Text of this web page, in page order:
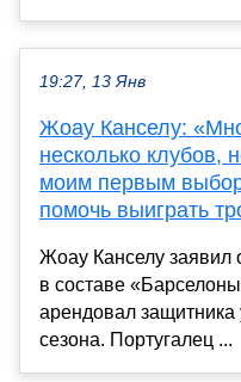
19:27, 13 Янв
Жоау Канселу:
несколько клубов,
моим первым
помочь выиграть
Жоау Канселу заявил
в составе
арендовал
сезона. Португалец ...